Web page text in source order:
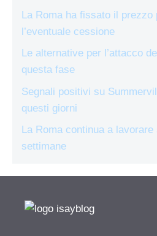
La Roma ha fissato il prezzo
l’eventuale cessione
Le alternative per l’attacco
questa fase
Segnali positivi su
questi giorni
La Roma continua a
settimane